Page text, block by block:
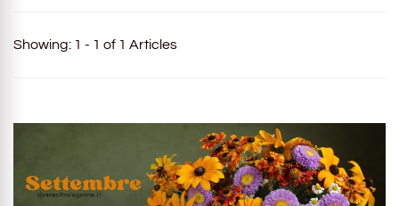
Showing: 1 - 1 of 1 Articles